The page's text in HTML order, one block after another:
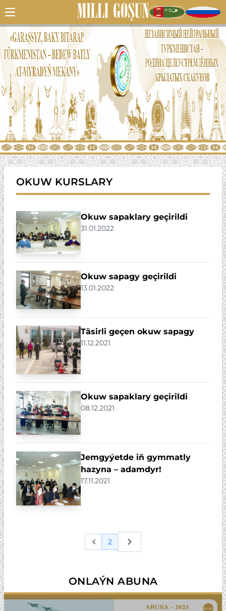
OKUW KURSLARY
Okuw sapaklary geçirildi
31.01.2022
Okuw sapagy geçirildi
13.01.2022
Täsirli geçen okuw sapagy
11.12.2021
Okuw sapaklary geçirildi
08.12.2021
Jemgyýetde iň gymmatly
hazyna – adamdyr!
17.11.2021
Previous
2 Next
ONLAÝN ABUNA